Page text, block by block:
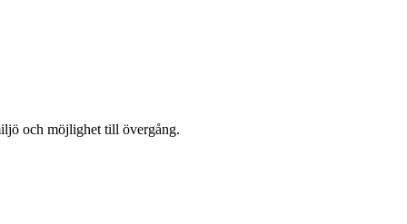
och möjlighet till övergång.